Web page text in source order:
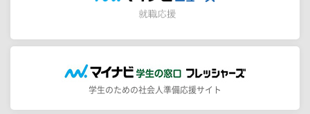
学生のための社会人準備応援サイト